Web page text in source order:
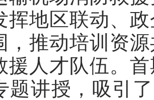
挥地区联动、
，推动培训资
援人才队伍。
题讲授，吸引